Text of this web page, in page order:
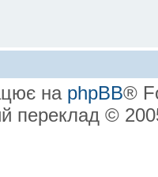
на phpBB®
переклад ©